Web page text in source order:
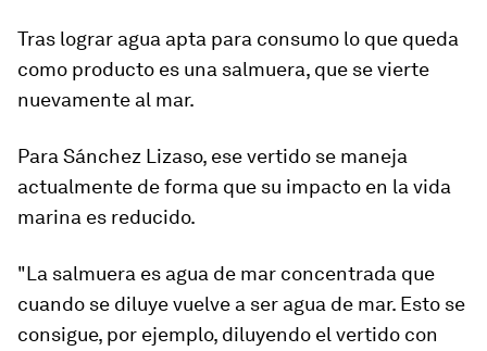
Tras lograr agua apta para consumo lo que queda
como producto es una salmuera, que se vierte
nuevamente al mar.
Para Sánchez Lizaso, ese vertido se maneja
actualmente de forma que su impacto en la vida
marina es reducido.
"La salmuera es agua de mar concentrada que
cuando se diluye vuelve a ser agua de mar. Esto se
consigue, por ejemplo, diluyendo el vertido con